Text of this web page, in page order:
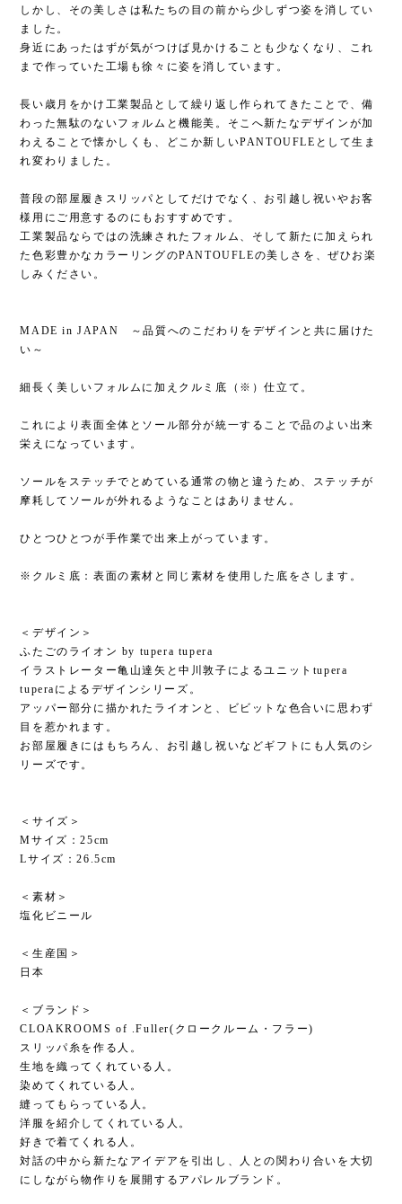
しかし、その美しさは私たちの目の前から少しずつ姿を消してい
ました。
​身近にあったはずが気がつけば見かけることも少なくなり、これ
まで作っていた工場も徐々に姿を消しています。
長い歳月をかけ工業製品として繰り返し作られてきたことで、備
わった無駄のないフォルムと機能美。そこへ新たなデザインが加
わえることで懐かしくも、どこか新しいPANTOUFLEとして生ま
れ変わりました。
普段の部屋履きスリッパとしてだけでなく、お引越し祝いやお客
様用にご用意するのにもおすすめです。
工業製品ならではの洗練されたフォルム、そして新たに加えられ
た色彩豊かなカラーリングのPANTOUFLEの美しさを、ぜひお楽
しみください。
MADE in JAPAN ～品質へのこだわりをデザインと共に届けた
い～
細長く美しいフォルムに加えクルミ底（※）仕立て。
これにより表面全体とソール部分が統一することで品のよい出来
栄えになっています。
ソールをステッチでとめている通常の物と違うため、ステッチが
摩耗してソールが外れるようなことはありません。
ひとつひとつが手作業で出来上がっています。
※クルミ底：表面の素材と同じ素材を使用した底をさします。
＜デザイン＞
ふたごのライオン by tupera tupera
イラストレーター亀山達矢と中川敦子によるユニットtupera
tuperaによるデザインシリーズ。
アッパー部分に描かれたライオンと、ビビットな色合いに思わず
目を惹かれます。
お部屋履きにはもちろん、お引越し祝いなどギフトにも人気のシ
リーズです。
＜サイズ＞
Mサイズ：25cm
Lサイズ：26.5cm
＜素材＞
塩化ビニール
＜生産国＞
日本
＜ブランド＞
CLOAKROOMS of .Fuller(クロークルーム・フラー)
スリッパ糸を作る人。
生地を織ってくれている人。
染めてくれている人。
縫ってもらっている人。
洋服を紹介してくれている人。
好きで着てくれる人。
対話の中から新たなアイデアを引出し、人との関わり合いを大切
にしながら物作りを展開するアパレルブランド。